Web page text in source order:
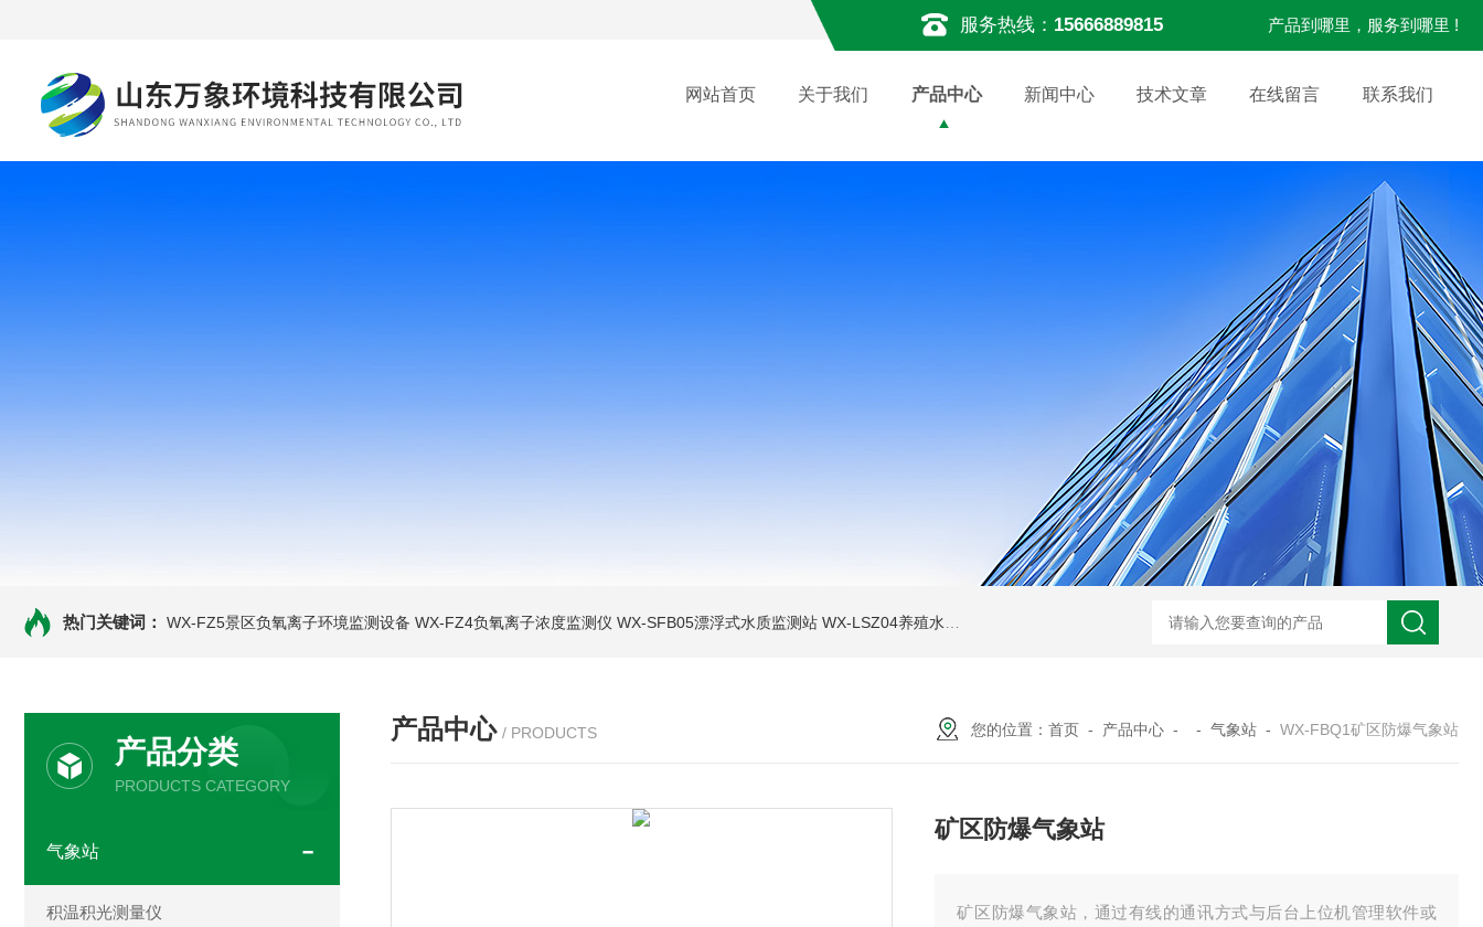
服务热线： 15666889815 产品到哪里，服务到哪里 !
网站首页 关于我们 产品中心 新闻中心 技术文章 在线留言 联系我们
热门关键词： WX-FZ5景区负氧离子环境监测设备 WX-FZ4负氧离子浓度监测仪 WX-SFB05漂浮式水质监测站 WX-LSZ04养殖水质监测设备 WX-WMSM微型多参数水质监测站 WX-BN20能见度监测仪
产品分类
PRODUCTS CATEGORY
气象站
积温积光测量仪
产品中心 / PRODUCTS 您的位置： 首页 - 产品中心 - - 气象站 - WX-FBQ1矿区防爆气象站
矿区防爆气象站
矿区防爆气象站，通过有线的通讯方式与后台上位机管理软件或